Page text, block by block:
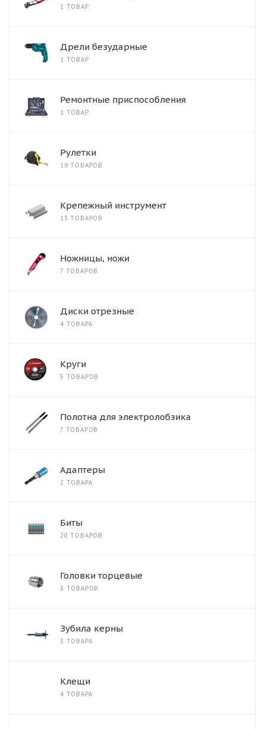
1 ТОВАР
Дрели безударные
1 ТОВАР
Ремонтные приспособления
1 ТОВАР
Рулетки
19 ТОВАРОВ
Крепежный инструмент
13 ТОВАРОВ
Ножницы, ножи
7 ТОВАРОВ
Диски отрезные
4 ТОВАРА
Круги
5 ТОВАРОВ
Полотна для электролобзика
7 ТОВАРОВ
Адаптеры
2 ТОВАРА
Биты
20 ТОВАРОВ
Головки торцевые
8 ТОВАРОВ
Зубила керны
3 ТОВАРА
Клещи
4 ТОВАРА